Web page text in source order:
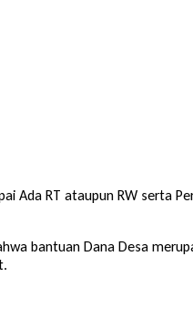
Ada RT ataupun RW serta
bantuan Dana Desa